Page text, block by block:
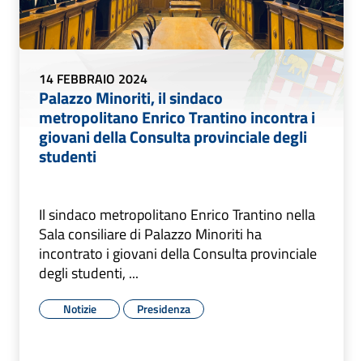
14 FEBBRAIO 2024
Palazzo Minoriti, il sindaco
metropolitano Enrico Trantino incontra i
giovani della Consulta provinciale degli
studenti
Il sindaco metropolitano Enrico Trantino nella
Sala consiliare di Palazzo Minoriti ha
incontrato i giovani della Consulta provinciale
degli studenti, ...
Notizie Presidenza